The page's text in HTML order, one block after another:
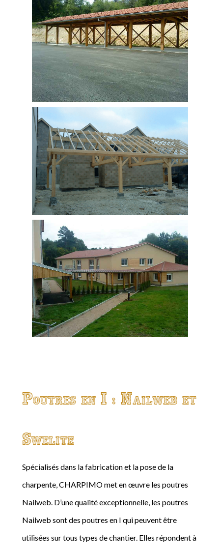
Poutres en I : Nailweb et
Swelite
Spécialisés dans la fabrication et la pose de la
charpente, CHARPIMO met en œuvre les poutres
Nailweb. D’une qualité exceptionnelle, les poutres
Nailweb sont des poutres en I qui peuvent être
utilisées sur tous types de chantier. Elles répondent à